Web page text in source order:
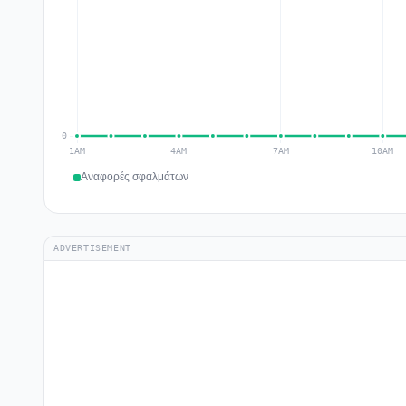
Αναφορές σφαλμάτων
ADVERTISEMENT